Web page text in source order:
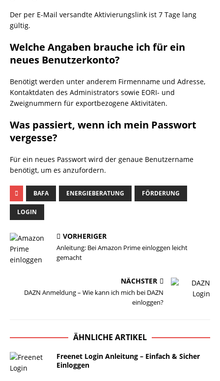
Der per E-Mail versandte Aktivierungslink ist 7 Tage lang
gültig.
Welche Angaben brauche ich für ein
neues Benutzerkonto?
Benötigt werden unter anderem Firmenname und Adresse,
Kontaktdaten des Administrators sowie EORI- und
Zweignummern für exportbezogene Aktivitäten.
Was passiert, wenn ich mein Passwort
vergesse?
Für ein neues Passwort wird der genaue Benutzername
benötigt, um es anzufordern.
BAFA ENERGIEBERATUNG FÖRDERUNG
LOGIN
VORHERIGER
Anleitung: Bei Amazon Prime einloggen leicht
gemacht
NÄCHSTER
DAZN Anmeldung – Wie kann ich mich bei DAZN
einloggen?
ÄHNLICHE ARTIKEL
Freenet Login Anleitung – Einfach & Sicher
Einloggen